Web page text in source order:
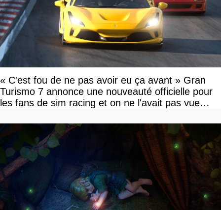
« C'est fou de ne pas avoir eu ça avant » Gran
Turismo 7 annonce une nouveauté officielle pour
les fans de sim racing et on ne l'avait pas vue